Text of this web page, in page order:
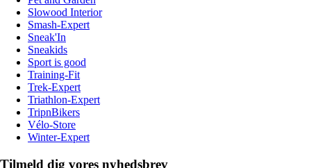
Slowood Interior
Smash-Expert
Sneak'In
Sneakids
Sport is good
Training-Fit
Trek-Expert
Triathlon-Expert
TripnBikers
Vélo-Store
Winter-Expert
Tilmeld dig vores nyhedsbrev